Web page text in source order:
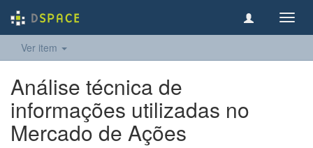
Ver item
Análise técnica de
informações utilizadas no
Mercado de Ações